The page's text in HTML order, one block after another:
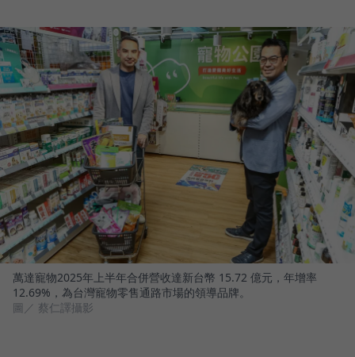
萬達寵物2025年上半年合併營收達新台幣 15.72 億元，年增率
12.69%，為台灣寵物零售通路市場的領導品牌。
圖／ 蔡仁譯攝影